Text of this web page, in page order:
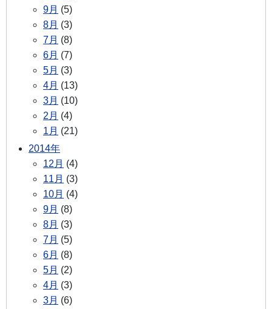
9月 (5)
8月 (3)
7月 (8)
6月 (7)
5月 (3)
4月 (13)
3月 (10)
2月 (4)
1月 (21)
2014年
12月 (4)
11月 (3)
10月 (4)
9月 (8)
8月 (3)
7月 (5)
6月 (8)
5月 (2)
4月 (3)
3月 (6)